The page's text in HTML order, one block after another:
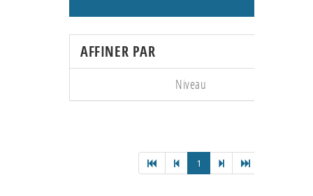
AFFINER PAR
Niveau
1